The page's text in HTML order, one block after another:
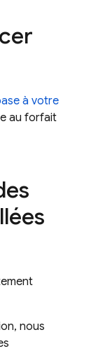
à votre
au forfait
, nous